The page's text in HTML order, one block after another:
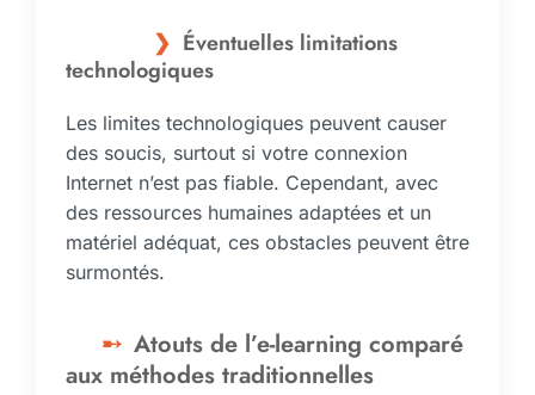
Éventuelles limitations
technologiques
Les limites technologiques peuvent causer
des soucis, surtout si votre connexion
Internet n’est pas fiable. Cependant, avec
des ressources humaines adaptées et un
matériel adéquat, ces obstacles peuvent être
surmontés.
Atouts de l’e-learning comparé
aux méthodes traditionnelles